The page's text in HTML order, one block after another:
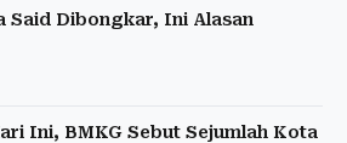
Said Dibongkar, Ini Alasan
Ini, BMKG Sebut Sejumlah Kota